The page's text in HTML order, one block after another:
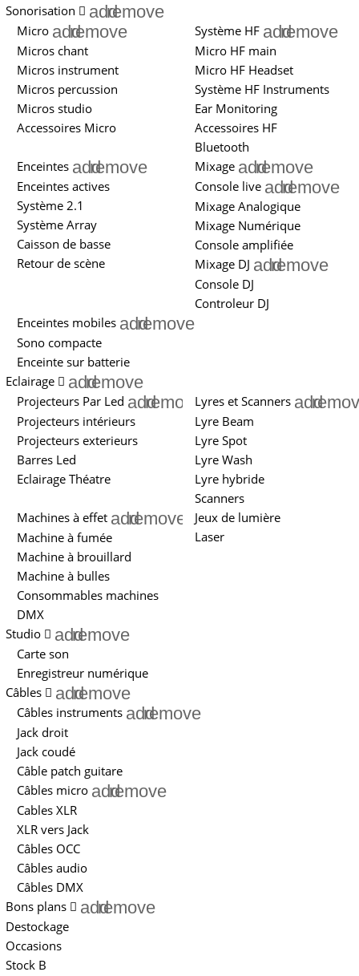
Sonorisation
addremove
Micro addremove
Micros chant
Micros instrument
Micros percussion
Micros studio
Accessoires Micro
Système HF addremove
Micro HF main
Micro HF Headset
Système HF Instruments
Ear Monitoring
Accessoires HF
Bluetooth
Enceintes addremove
Enceintes actives
Système 2.1
Système Array
Caisson de basse
Retour de scène
Mixage addremove
Console live addremove
Mixage Analogique
Mixage Numérique
Console amplifiée
Mixage DJ addremove
Console DJ
Controleur DJ
Enceintes mobiles addremove
Sono compacte
Enceinte sur batterie
Eclairage
addremove
Projecteurs Par Led addremove
Projecteurs intérieurs
Projecteurs exterieurs
Barres Led
Eclairage Théatre
Lyres et Scanners add
Lyre Beam
Lyre Spot
Lyre Wash
Lyre hybride
Scanners
Machines à effet addremove
Machine à fumée
Machine à brouillard
Machine à bulles
Consommables machines
DMX
Jeux de lumière
Laser
Studio addremove
Carte son
Enregistreur numérique
Câbles
addremove
Câbles instruments addremove
Jack droit
Jack coudé
Câble patch guitare
Câbles micro addremove
Cables XLR
XLR vers Jack
Câbles OCC
Câbles audio
Câbles DMX
Bons plans
addremove
Destockage
Occasions
Stock B